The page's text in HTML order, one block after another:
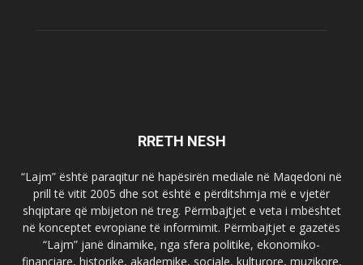
RRETH NESH
“Lajm” është paraqitur në hapësirën mediale në Maqedoni në
prill të vitit 2005 dhe sot është e përditshmja më e vjetër
shqiptare që mbijeton në treg. Përmbajtjet e veta i mbështet
në konceptet evropiane të informimit. Përmbajtjet e gazetës
“Lajm” janë dinamike, nga sfera politike, ekonomiko-
financiare, historike, akademike, sociale, kulturore, muzikore,